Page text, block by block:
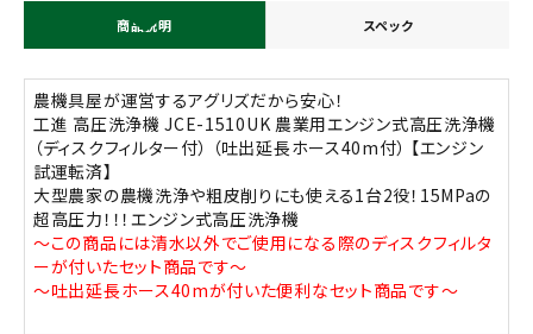
商品説明 スペック
農機具屋が運営するアグリズだから安心！
工進 高圧洗浄機 JCE-1510UK 農業用エンジン式高圧洗浄機
（ディスクフィルター付） （吐出延長ホース40m付） 【エンジン
試運転済】
大型農家の農機洗浄や粗皮削りにも使える1台2役！15MPaの
超高圧力！！！エンジン式高圧洗浄機
～この商品には清水以外でご使用になる際のディスクフィルタ
ーが付いたセット商品です～
～吐出延長ホース40mが付いた便利なセット商品です～